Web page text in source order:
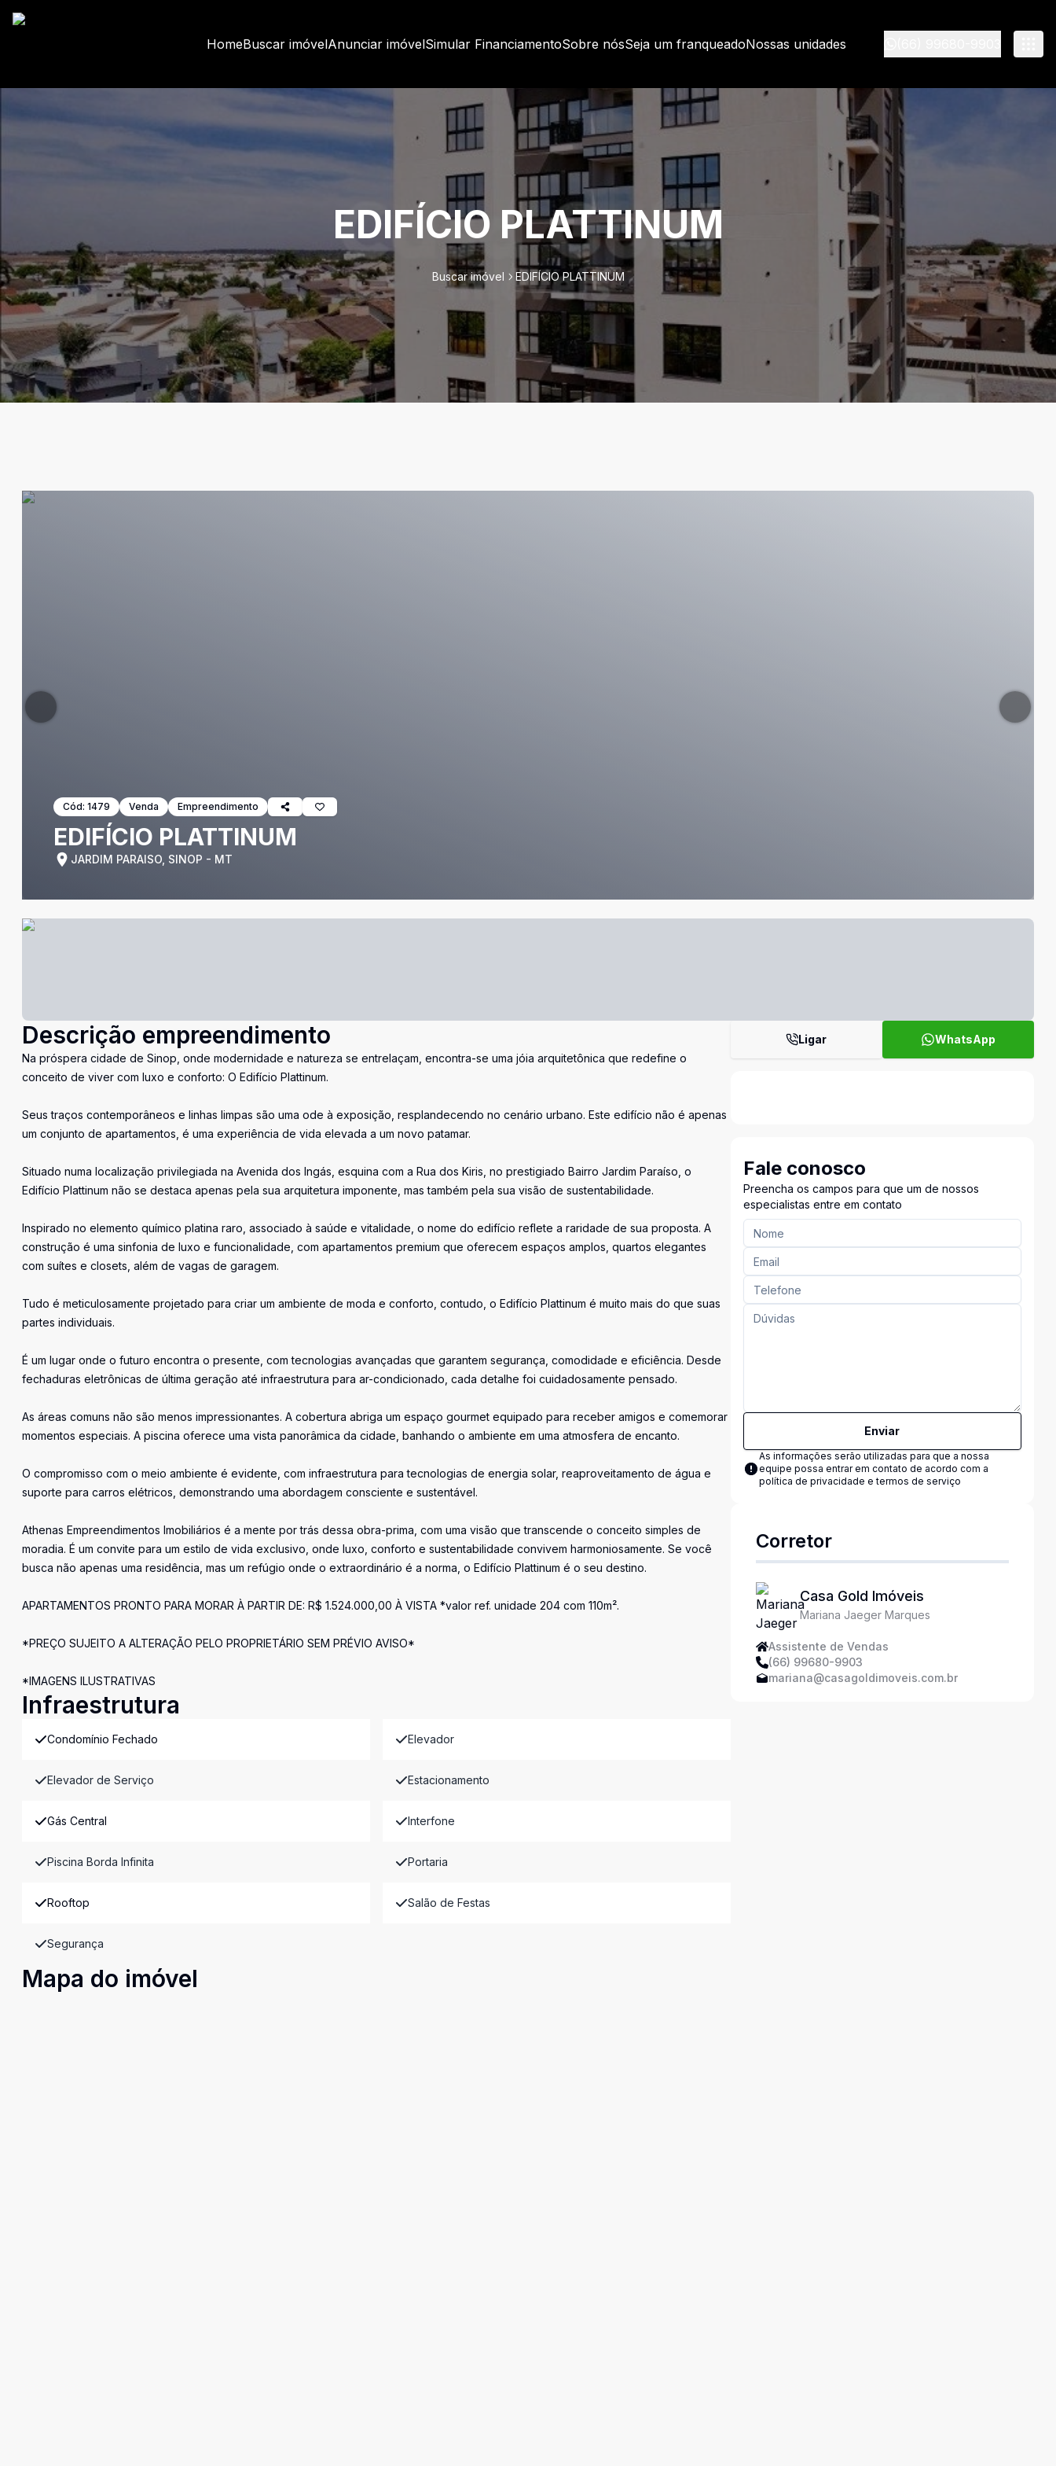
HomeBuscar imóvelAnunciar imóvelSimular FinanciamentoSobre nósSeja um franqueadoNossas unidades
EDIFÍCIO PLATTINUM
Buscar imóvel EDIFÍCIO PLATTINUM
Cód: 1479 Venda Empreendimento
EDIFÍCIO PLATTINUM
JARDIM PARAISO, SINOP - MT
Descrição empreendimento
Na próspera cidade de Sinop, onde modernidade e natureza se entrelaçam, encontra-se uma jóia arquitetônica que redefine o
conceito de viver com luxo e conforto: O Edifício Plattinum.
Seus traços contemporâneos e linhas limpas são uma ode à exposição, resplandecendo no cenário urbano. Este edifício não é apenas
um conjunto de apartamentos, é uma experiência de vida elevada a um novo patamar.
Situado numa localização privilegiada na Avenida dos Ingás, esquina com a Rua dos Kiris, no prestigiado Bairro Jardim Paraíso, o
Edifício Plattinum não se destaca apenas pela sua arquitetura imponente, mas também pela sua visão de sustentabilidade.
Inspirado no elemento químico platina raro, associado à saúde e vitalidade, o nome do edifício reflete a raridade de sua proposta. A
construção é uma sinfonia de luxo e funcionalidade, com apartamentos premium que oferecem espaços amplos, quartos elegantes
com suítes e closets, além de vagas de garagem.
Tudo é meticulosamente projetado para criar um ambiente de moda e conforto, contudo, o Edifício Plattinum é muito mais do que suas
partes individuais.
É um lugar onde o futuro encontra o presente, com tecnologias avançadas que garantem segurança, comodidade e eficiência. Desde
fechaduras eletrônicas de última geração até infraestrutura para ar-condicionado, cada detalhe foi cuidadosamente pensado.
As áreas comuns não são menos impressionantes. A cobertura abriga um espaço gourmet equipado para receber amigos e comemorar
momentos especiais. A piscina oferece uma vista panorâmica da cidade, banhando o ambiente em uma atmosfera de encanto.
O compromisso com o meio ambiente é evidente, com infraestrutura para tecnologias de energia solar, reaproveitamento de água e
suporte para carros elétricos, demonstrando uma abordagem consciente e sustentável.
Athenas Empreendimentos Imobiliários é a mente por trás dessa obra-prima, com uma visão que transcende o conceito simples de
moradia. É um convite para um estilo de vida exclusivo, onde luxo, conforto e sustentabilidade convivem harmoniosamente. Se você
busca não apenas uma residência, mas um refúgio onde o extraordinário é a norma, o Edifício Plattinum é o seu destino.
APARTAMENTOS PRONTO PARA MORAR À PARTIR DE: R$ 1.524.000,00 À VISTA *valor ref. unidade 204 com 110m².
*PREÇO SUJEITO A ALTERAÇÃO PELO PROPRIETÁRIO SEM PRÉVIO AVISO*
*IMAGENS ILUSTRATIVAS
Infraestrutura
Condomínio Fechado Elevador
Elevador de Serviço Estacionamento
Gás Central Interfone
Piscina Borda Infinita Portaria
Rooftop Salão de Festas
Segurança
Mapa do imóvel
Ligar WhatsApp
Fale conosco
Preencha os campos para que um de nossos
especialistas entre em contato
Enviar
As informações serão utilizadas para que a nossa
equipe possa entrar em contato de acordo com a
política de privacidade e termos de serviço
Corretor
Casa Gold Imóveis
Mariana Jaeger Marques
Assistente de Vendas
(66) 99680-9903
mariana@casagoldimoveis.com.br